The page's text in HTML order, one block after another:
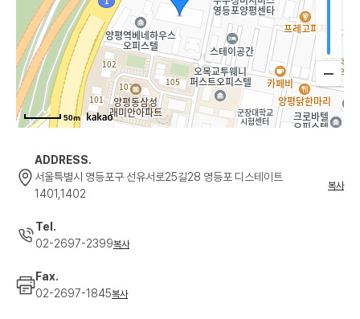
사용자
경험
설계
품질
및
보안
Digital
Service
디지털
플랫폼
및
운영
융합
UX
Careers
인재상
사업
및
기술
50m
ADDRESS.
서울특별시 영등포구 선유서로25길28 영등포 디스테이트
1401,1402
복사
Tel.
02-2697-2399복사
Fax.
02-2697-1845복사